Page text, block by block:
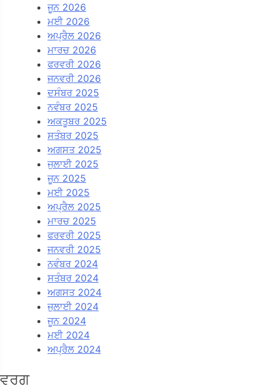
ਜੂਨ 2026
ਮਈ 2026
ਅਪ੍ਰੈਲ 2026
ਮਾਰਚ 2026
ਫਰਵਰੀ 2026
ਜਨਵਰੀ 2026
ਦਸੰਬਰ 2025
ਨਵੰਬਰ 2025
ਅਕਤੂਬਰ 2025
ਸਤੰਬਰ 2025
ਅਗਸਤ 2025
ਜੁਲਾਈ 2025
ਜੂਨ 2025
ਮਈ 2025
ਅਪ੍ਰੈਲ 2025
ਮਾਰਚ 2025
ਫਰਵਰੀ 2025
ਜਨਵਰੀ 2025
ਨਵੰਬਰ 2024
ਸਤੰਬਰ 2024
ਅਗਸਤ 2024
ਜੁਲਾਈ 2024
ਜੂਨ 2024
ਮਈ 2024
ਅਪ੍ਰੈਲ 2024
ਵਰਗ